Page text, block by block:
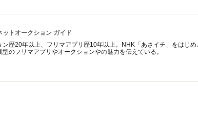
ットオークション ガイド
ン歴20年以上、フリマアプリ歴10年以上。NHK「あさイチ」をはじ
のフリマアプリやオークションやの魅力を伝えている。